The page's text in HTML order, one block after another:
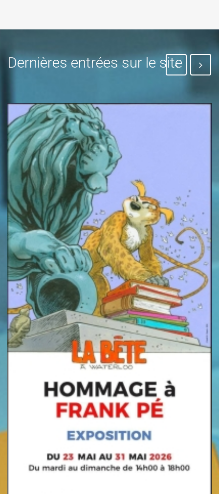
Dernières entrées sur le site